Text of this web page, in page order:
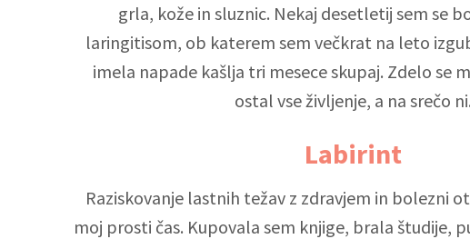
grla, kože in sluznic. Nekaj desetletij sem se
laringitisom, ob katerem sem večkrat na leto
imela napade kašlja tri mesece skupaj. Zdelo se
ostal vse življenje, a na srečo ni.
Labirint
Raziskovanje lastnih težav z zdravjem in bolezni
moj prosti čas. Kupovala sem knjige, brala študije,